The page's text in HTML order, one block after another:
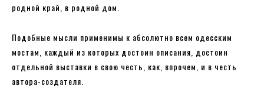
родной край, в родной дом.
Подобные мысли применимы к абсолютно всем одесским
мостам, каждый из которых достоин описания, достоин
отдельной выставки в свою честь, как, впрочем, и в честь
автора-создателя.